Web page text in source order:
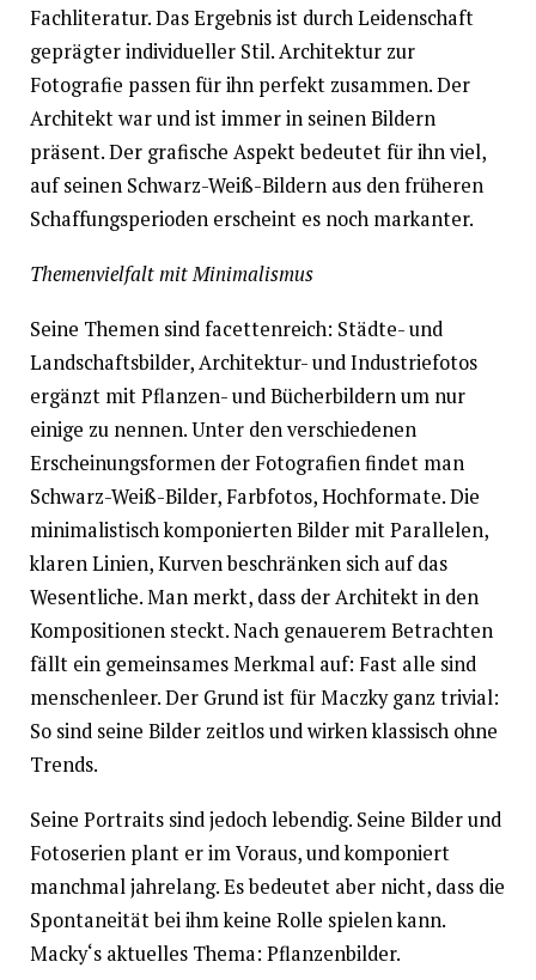
Fachliteratur. Das Ergebnis ist durch Leidenschaft
geprägter individueller Stil. Architektur zur
Fotografie passen für ihn perfekt zusammen. Der
Architekt war und ist immer in seinen Bildern
präsent. Der grafische Aspekt bedeutet für ihn viel,
auf seinen Schwarz-Weiß-Bildern aus den früheren
Schaffungsperioden erscheint es noch markanter.
Themenvielfalt mit Minimalismus
Seine Themen sind facettenreich: Städte- und
Landschaftsbilder, Architektur- und Industriefotos
ergänzt mit Pflanzen- und Bücherbildern um nur
einige zu nennen. Unter den verschiedenen
Erscheinungsformen der Fotografien findet man
Schwarz-Weiß-Bilder, Farbfotos, Hochformate. Die
minimalistisch komponierten Bilder mit Parallelen,
klaren Linien, Kurven beschränken sich auf das
Wesentliche. Man merkt, dass der Architekt in den
Kompositionen steckt. Nach genauerem Betrachten
fällt ein gemeinsames Merkmal auf: Fast alle sind
menschenleer. Der Grund ist für Maczky ganz trivial:
So sind seine Bilder zeitlos und wirken klassisch ohne
Trends.
Seine Portraits sind jedoch lebendig. Seine Bilder und
Fotoserien plant er im Voraus, und komponiert
manchmal jahrelang. Es bedeutet aber nicht, dass die
Spontaneität bei ihm keine Rolle spielen kann.
Macky‘s aktuelles Thema: Pflanzenbilder.